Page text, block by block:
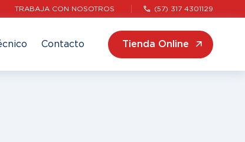
TRABAJA CON NOSOTROS (57) 317 4301129
Contacto Tienda Online